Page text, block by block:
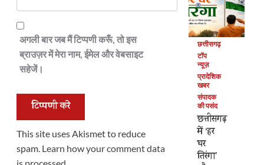
अगली बार जब मैं टिप्पणी करूँ, तो इस
ब्राउज़र में मेरा नाम, ईमेल और वेबसाइट
सहेजें।
This site uses Akismet to reduce
spam. Learn how your comment data
छत्तीसगढ़
टॉप
न्यूज़
प्रादेशिक
खबर
संपादक
की पसंद
छत्तीसगढ़
में ‘हर
घर
तिरंगा’